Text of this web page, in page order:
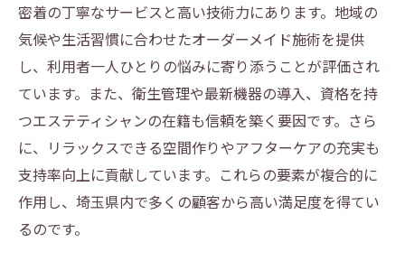
エステに通うなら知っておきたい注意点
エステの効果を実感するための注意ポイン
ト
エステで失敗しないための事前チェック事
項
エステは1回で効果ある？本当のところを解
説
密着の丁寧なサービスと高い技術力にあります。地域の
気候や生活習慣に合わせたオーダーメイド施術を提供
し、利用者一人ひとりの悩みに寄り添うことが評価され
ています。また、衛生管理や最新機器の導入、資格を持
つエステティシャンの在籍も信頼を築く要因です。さら
に、リラックスできる空間作りやアフターケアの充実も
支持率向上に貢献しています。これらの要素が複合的に
作用し、埼玉県内で多くの顧客から高い満足度を得てい
るのです。